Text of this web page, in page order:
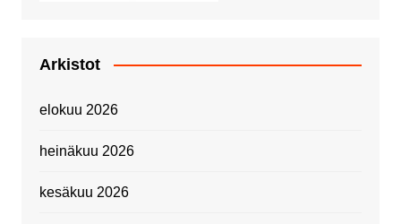
Arkistot
elokuu 2026
heinäkuu 2026
kesäkuu 2026